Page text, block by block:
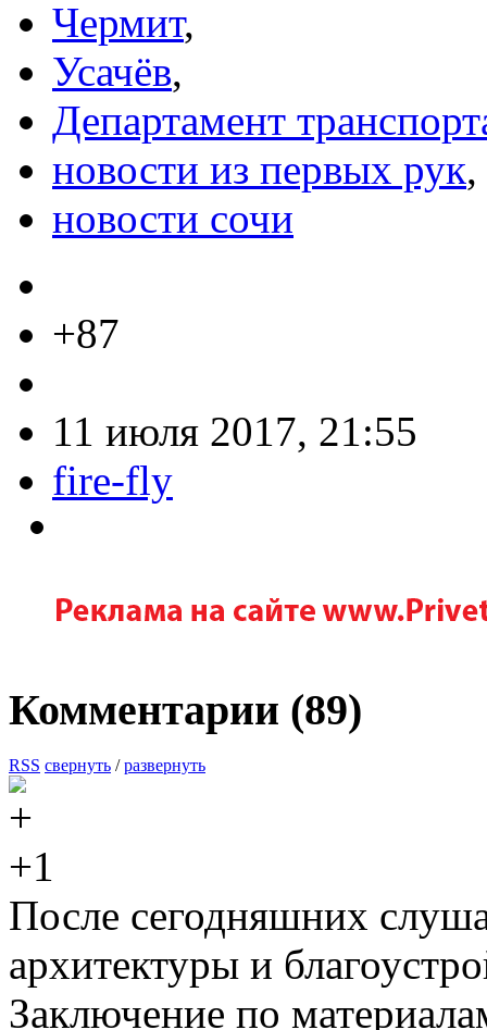
Чермит,
Усачёв,
Департамент
новости из первых рук,
новости сочи
+87
11 июля 2017, 21:55
fire-fly
Комментарии (89)
RSS свернуть /развернуть
+1
После сегодняшних
архитектуры и
Заключение по